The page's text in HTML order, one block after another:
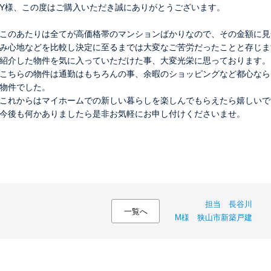
Y様、この度はご購入いただき誠にありがとうございます。
このあたりは全てが高価格帯のマンションばかりなので、その金額に
み心地などを比較し決定に至るまでは大変なご苦労だったことと存じ
紹介した物件を気に入っていただけた事、大変光栄に思っております。
こちらの物件は通勤はもちろんの事、余暇のショッピングなど都心な
物件でした。
これからはマイホームでの新しい暮らしを楽しんでもらえたら嬉しい
今後も何かありましたら是非お気軽にお申し付けくださいませ。
一覧へ
担当 長谷川
M様 狭山市新築戸建